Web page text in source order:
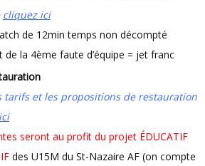
cliquez ici
de 12min temps non décompté
de la 4ème faute d’équipe = jet franc
tarifs et les propositions de restauration
seront au profit du projet ÉDUCATIF
des U15M du St-Nazaire AF (on compte